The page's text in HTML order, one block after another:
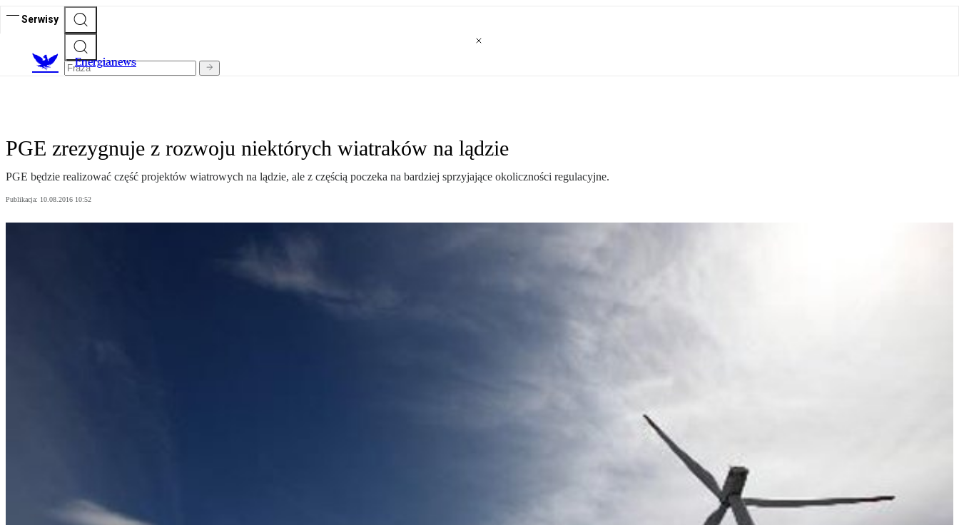
Serwisy
Energianews
PGE zrezygnuje z rozwoju niektórych wiatraków na lądzie
PGE będzie realizować część projektów wiatrowych na lądzie, ale z częścią poczeka na bardziej sprzyjające okoliczności regulacyjne.
Publikacja: 10.08.2016 10:52